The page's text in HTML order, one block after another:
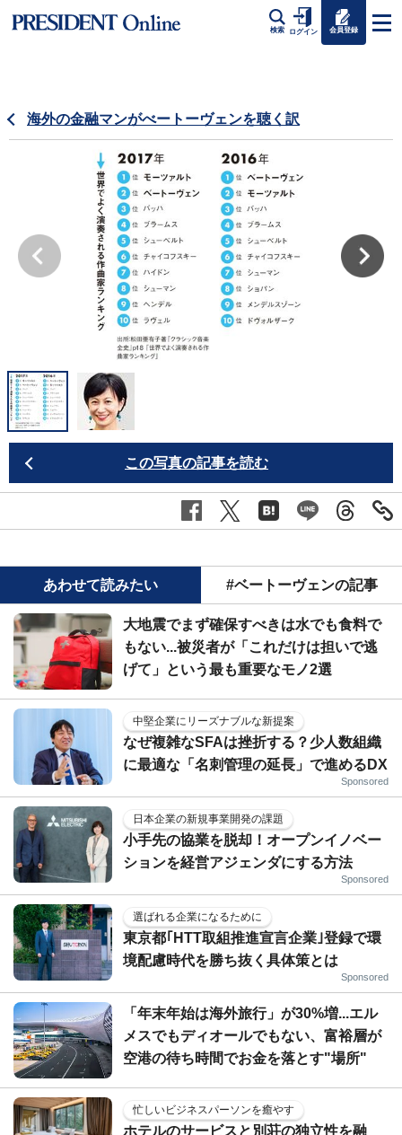
検索 ログイン 会員登録
海外の金融マンがべートーヴェンを聴く訳
この写真の記事を読む
あわせて読みたい #ベートーヴェンの記事
大地震でまず確保すべきは水でも食料で
もない...被災者が「これだけは担いで逃
げて」という最も重要なモノ2選
中堅企業にリーズナブルな新提案
なぜ複雑なSFAは挫折する？少人数組織
に最適な「名刺管理の延長」で進めるDX
Sponsored
日本企業の新規事業開発の課題
小手先の協業を脱却！オープンイノベー
ションを経営アジェンダにする方法
Sponsored
選ばれる企業になるために
東京都｢HTT取組推進宣言企業｣登録で環
境配慮時代を勝ち抜く具体策とは
Sponsored
「年末年始は海外旅行」が30%増...エル
メスでもディオールでもない、富裕層が
空港の待ち時間でお金を落とす"場所"
忙しいビジネスパーソンを癒やす
ホテルのサービスと別荘の独立性を融